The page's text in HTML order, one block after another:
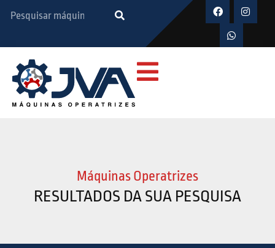
Máquinas Operatrizes
RESULTADOS DA SUA PESQUISA